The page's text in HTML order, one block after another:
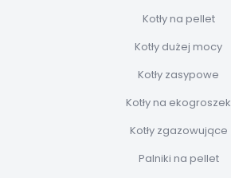
Kotły na pellet
Kotły dużej mocy
Kotły zasypowe
Kotły na ekogroszek
Kotły zgazowujące
Palniki na pellet